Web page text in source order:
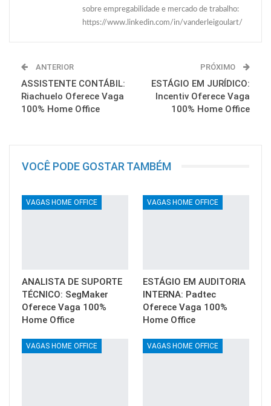
sobre empregabilidade e mercado de trabalho:
https://www.linkedin.com/in/vanderleigoulart/
ANTERIOR
ASSISTENTE CONTÁBIL:
Riachuelo Oferece Vaga
100% Home Office
PRÓXIMO
ESTÁGIO EM JURÍDICO:
Incentiv Oferece Vaga
100% Home Office
VOCÊ PODE GOSTAR TAMBÉM
VAGAS HOME OFFICE
ANALISTA DE SUPORTE
TÉCNICO: SegMaker
Oferece Vaga 100%
Home Office
VAGAS HOME OFFICE
ESTÁGIO EM AUDITORIA
INTERNA: Padtec
Oferece Vaga 100%
Home Office
VAGAS HOME OFFICE VAGAS HOME OFFICE